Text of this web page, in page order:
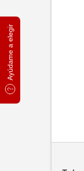
Ayúdame a elegir